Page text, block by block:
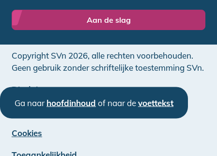
Aan de slag
Copyright SVn 2026, alle rechten voorbehouden.
Geen gebruik zonder schriftelijke toestemming SVn.
Disclaimer
Cookies
Ga naar hoofdinhoud of naar devoettekst